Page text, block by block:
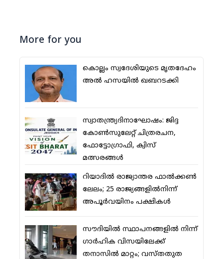
More for you
കൊല്ലം സ്വദേശിയുടെ മൃതദേഹം
അല്‍ ഹസയില്‍ ഖബറടക്കി
സ്വാതന്ത്ര്യദിനാഘോഷം: ജിദ്ദ
കോണ്‍സുലേറ്റ് ചിത്രരചന,
ഫോട്ടോഗ്രാഫി, ക്വിസ്
മത്സരങ്ങള്‍
റിയാദില്‍ രാജ്യാന്തര ഫാല്‍ക്കണ്‍
ലേലം; 25 രാജ്യങ്ങളില്‍നിന്ന്
അപൂര്‍വയിനം പക്ഷികള്‍
സൗദിയില്‍ സ്ഥാപനങ്ങളില്‍ നിന്ന്
ഗാര്‍ഹിക വിസയിലേക്ക്
തനാസില്‍ മാറ്റം; വസ്തതുത